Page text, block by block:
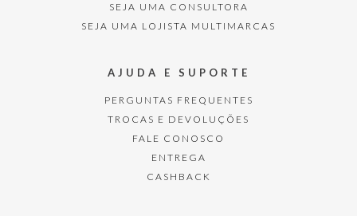
SEJA UMA CONSULTORA
SEJA UMA LOJISTA MULTIMARCAS
AJUDA E SUPORTE
PERGUNTAS FREQUENTES
TROCAS E DEVOLUÇÕES
FALE CONOSCO
ENTREGA
CASHBACK